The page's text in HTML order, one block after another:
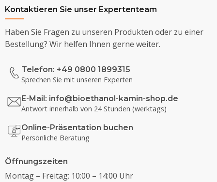
Kontaktieren Sie unser Expertenteam
Haben Sie Fragen zu unseren Produkten oder zu einer
Bestellung? Wir helfen Ihnen gerne weiter.
Telefon: +49 0800 1899315
Sprechen Sie mit unseren Experten
E-Mail: info@bioethanol-kamin-shop.de
Antwort innerhalb von 24 Stunden (werktags)
Online-Präsentation buchen
Persönliche Beratung
Öffnungszeiten
Montag – Freitag: 10:00 – 14:00 Uhr